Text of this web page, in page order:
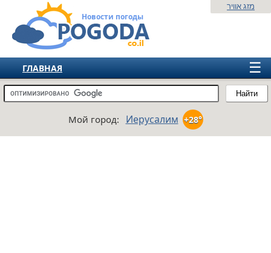
Новости погоды
Найти
מזג אוויר
☰
ГЛАВНАЯ
ИЗРАИЛЬ
ЕВРОПА
Мой город: Иерусалим +28°